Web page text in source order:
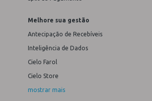
Melhore sua gestão
Antecipação de Recebíveis
Inteligência de Dados
Cielo Farol
Cielo Store
mostrar mais